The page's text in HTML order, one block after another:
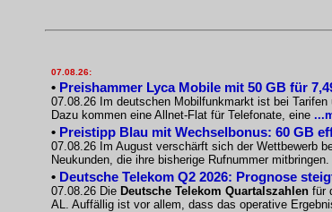
07.08.26:
• Preishammer Lyca Mobile mit 50 GB für
07.08.26 Im deutschen Mobilfunkmarkt ist bei
Dazu kommen eine Allnet-Flat für Telefonate, eine
• Preistipp Blau mit Wechselbonus: 60 GB
07.08.26 Im August verschärft sich der Wettbewerb
Neukunden, die ihre bisherige Rufnummer mitbringen.
• Deutsche Telekom Q2 2026: Prognose
07.08.26 Die Deutsche Telekom Quartalszahlen für
AL. Auffällig ist vor allem, dass das operative